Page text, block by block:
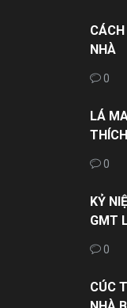
NHÀ
0
LÁ
THÍCH
0
KỶ
GMT
0
CÚC